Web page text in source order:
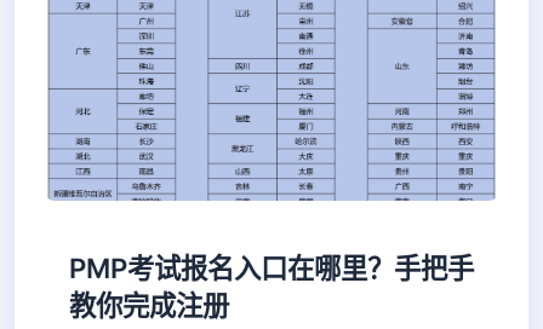
PMP考试报名入口在哪里？手把手
教你完成注册